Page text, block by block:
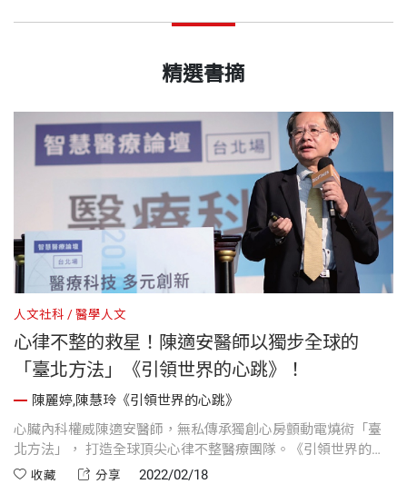
精選書摘
人文社科 醫學人文
心律不整的救星！陳適安醫師以獨步全球的
「臺北方法」《引領世界的心跳》！
陳麗婷,陳慧玲《引領世界的心跳》
心臟內科權威陳適安醫師，無私傳承獨創心房顫動電燒術「臺
北方法」， 打造全球頂尖心律不整醫療團隊。《引領世界的心
跳》，重拾健康生活。
收藏 分享 2022/02/18